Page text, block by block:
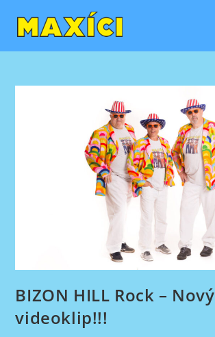
BIZON HILL Rock – Nový
videoklip!!!